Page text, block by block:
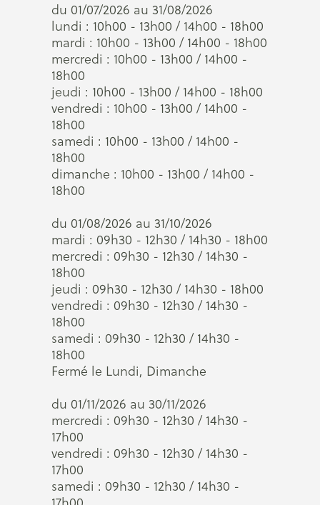
du 01/07/2026 au 31/08/2026
lundi : 10h00 - 13h00 / 14h00 - 18h00
mardi : 10h00 - 13h00 / 14h00 - 18h00
mercredi : 10h00 - 13h00 / 14h00 -
18h00
jeudi : 10h00 - 13h00 / 14h00 - 18h00
vendredi : 10h00 - 13h00 / 14h00 -
18h00
samedi : 10h00 - 13h00 / 14h00 -
18h00
dimanche : 10h00 - 13h00 / 14h00 -
18h00
du 01/08/2026 au 31/10/2026
mardi : 09h30 - 12h30 / 14h30 - 18h00
mercredi : 09h30 - 12h30 / 14h30 -
18h00
jeudi : 09h30 - 12h30 / 14h30 - 18h00
vendredi : 09h30 - 12h30 / 14h30 -
18h00
samedi : 09h30 - 12h30 / 14h30 -
18h00
Fermé le Lundi, Dimanche
du 01/11/2026 au 30/11/2026
mercredi : 09h30 - 12h30 / 14h30 -
17h00
vendredi : 09h30 - 12h30 / 14h30 -
17h00
samedi : 09h30 - 12h30 / 14h30 -